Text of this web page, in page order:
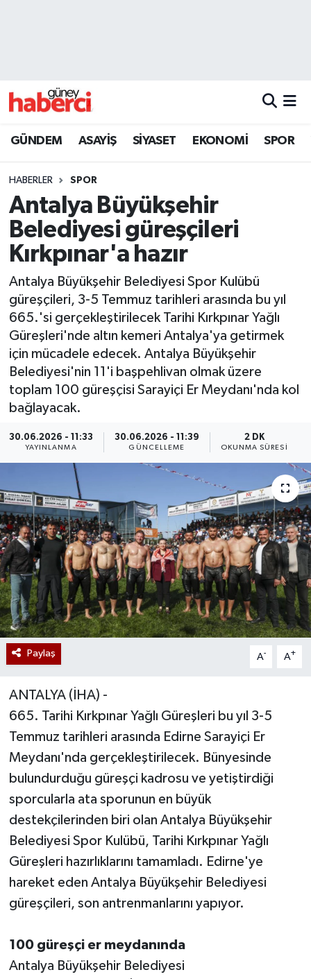
GÜNDEM ASAYİŞ SİYASET EKONOMİ SPOR
HABERLER SPOR
Antalya Büyükşehir
Belediyesi güreşçileri
Kırkpınar'a hazır
Antalya Büyükşehir Belediyesi Spor Kulübü
güreşçileri, 3-5 Temmuz tarihleri arasında bu yıl
665.'si gerçekleştirilecek Tarihi Kırkpınar Yağlı
Güreşleri'nde altın kemeri Antalya'ya getirmek
için mücadele edecek. Antalya Büyükşehir
Belediyesi'nin 11'i başpehlivan olmak üzere
toplam 100 güreşçisi Sarayiçi Er Meydanı'nda kol
bağlayacak.
30.06.2026 - 11:33
YAYINLANMA
30.06.2026 - 11:39
GÜNCELLEME
2 DK
OKUNMA SÜRESI
Paylaş A- A+
ANTALYA (İHA) -
665. Tarihi Kırkpınar Yağlı Güreşleri bu yıl 3-5
Temmuz tarihleri arasında Edirne Sarayiçi Er
Meydanı'nda gerçekleştirilecek. Bünyesinde
bulundurduğu güreşçi kadrosu ve yetiştirdiği
sporcularla ata sporunun en büyük
destekçilerinden biri olan Antalya Büyükşehir
Belediyesi Spor Kulübü, Tarihi Kırkpınar Yağlı
Güreşleri hazırlıklarını tamamladı. Edirne'ye
hareket eden Antalya Büyükşehir Belediyesi
güreşçileri, son antrenmanlarını yapıyor.
100 güreşçi er meydanında
Antalya Büyükşehir Belediyesi
Beyoğlu Trafik Yoğunluk Haritası
Son Dakika Haberleri
Haber Arşivi